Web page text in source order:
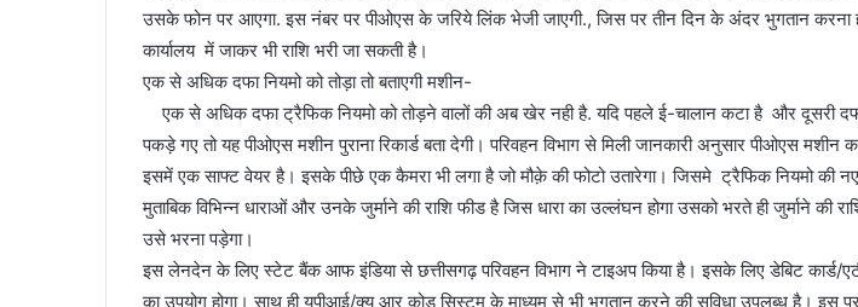
उसके फोन पर आएगा. इस नंबर पर पीओएस के जरिये लिंक भेजी जाएगी., जिस पर तीन दिन के अंदर भुगतान करना
कार्यालय में जाकर भी राशि भरी जा सकती है।
एक से अधिक दफा नियमो को तोड़ा तो बताएगी मशीन-
एक से अधिक दफा ट्रैफिक नियमो को तोड़ने वालों की अब खेर नही है. यदि पहले ई-चालान कटा है और दूसरी
पकड़े गए तो यह पीओएस मशीन पुराना रिकार्ड बता देगी। परिवहन विभाग से मिली जानकारी अनुसार पीओएस
इसमें एक साफ्ट वेयर है। इसके पीछे एक कैमरा भी लगा है जो मौक़े की फोटो उतारेगा। जिसमे ट्रैफिक नियमो की
मुताबिक विभिन्न धाराओं और उनके जुर्माने की राशि फीड है जिस धारा का उल्लंघन होगा उसको भरते ही जुर्माने की
उसे भरना पड़ेगा।
इस लेनदेन के लिए स्टेट बैंक आफ इंडिया से छत्तीसगढ़ परिवहन विभाग ने टाइअप किया है। इसके लिए डेबिट कार्ड/
का उपयोग होगा। साथ ही यूपीआई/क्यू आर कोड सिस्टम के माध्यम से भी भुगतान करने की सुविधा उपलब्ध है। इस